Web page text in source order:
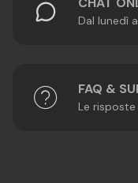
Dal lunedì
FAQ &
Le